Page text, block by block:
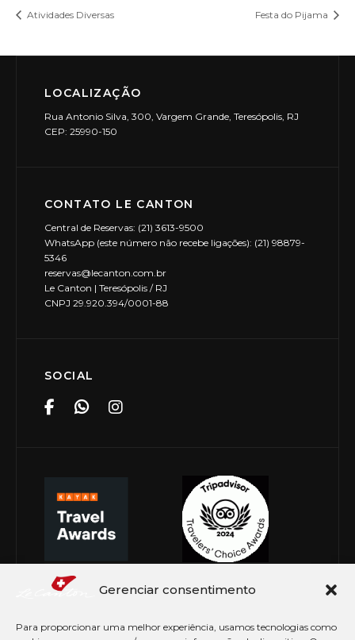
Gerenciar consentimento
Para proporcionar uma melhor experiência, usamos tecnologias como
Atividades Diversas Festa do Pijama
LOCALIZAÇÃO
Rua Antonio Silva, 300, Vargem Grande, Teresópolis, RJ
CEP: 25990-150
CONTATO LE CANTON
Central de Reservas: (21) 3613-9500
WhatsApp (este número não recebe ligações): (21) 98879-
5346
reservas@lecanton.com.br
Le Canton | Teresópolis / RJ
CNPJ 29.920.394/0001-88
SOCIAL